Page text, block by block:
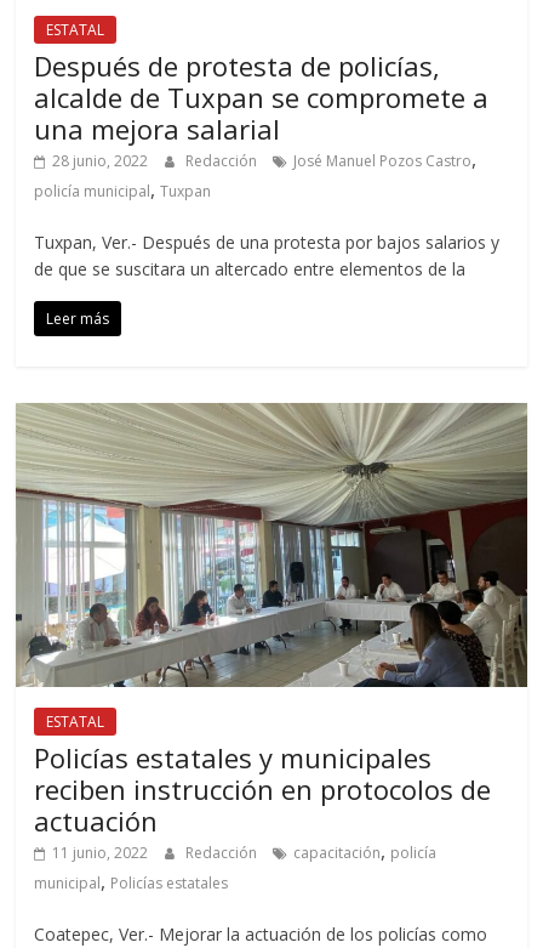
ESTATAL
Después de protesta de policías,
alcalde de Tuxpan se compromete a
una mejora salarial
28 junio, 2022 Redacción José Manuel Pozos Castro,
policía municipal,Tuxpan
Tuxpan, Ver.- Después de una protesta por bajos salarios y
de que se suscitara un altercado entre elementos de la
Leer más
ESTATAL
Policías estatales y municipales
reciben instrucción en protocolos de
actuación
11 junio, 2022 Redacción capacitación, policía
municipal, Policías estatales
Coatepec, Ver.- Mejorar la actuación de los policías como